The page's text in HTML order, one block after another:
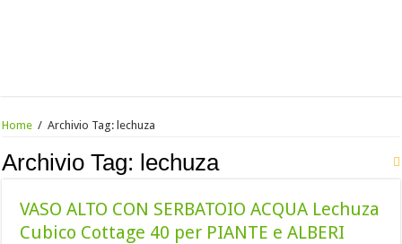
Home / Archivio Tag: lechuza
Archivio Tag: lechuza
VASO ALTO CON SERBATOIO ACQUA Lechuza
Cubico Cottage 40 per PIANTE e ALBERI